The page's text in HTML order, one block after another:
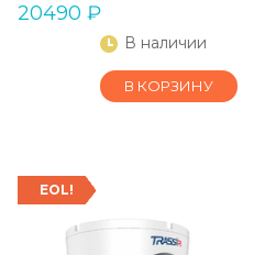
20490 ₽
В наличии
В КОРЗИНУ
EOL!